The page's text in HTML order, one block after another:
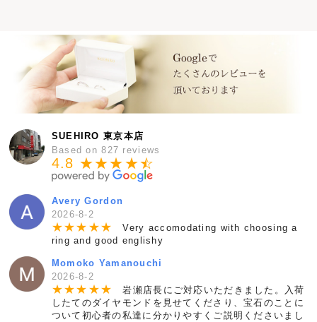
SUEHIRO 東京本店
Based on 827 reviews
4.8 ★★★★★
☆
Avery Gordon
2026-8-2
★★★ ★★
Very accomodating with choosing a
ring and good englishy
Momoko Yamanouchi
2026-8-2
★★★ ★★
岩瀬店長にご対応いただきました。入荷
したてのダイヤモンドを見せてくださり、宝石のことに
ついて初心者の私達に分かりやすくご説明くださいまし